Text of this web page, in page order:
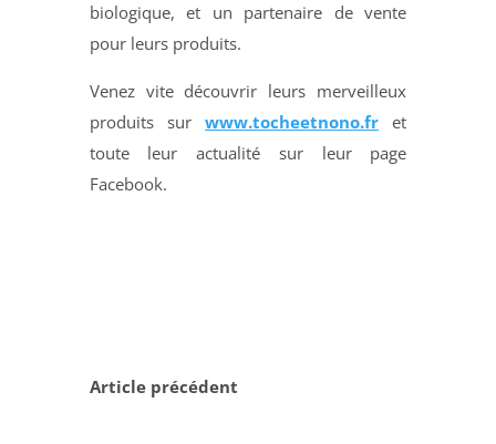
biologique, et un partenaire de vente
pour leurs produits.
Venez vite découvrir leurs merveilleux
produits surwww.tocheetnono.fr et
toute leur actualité sur leur page
Facebook.
Article précédent